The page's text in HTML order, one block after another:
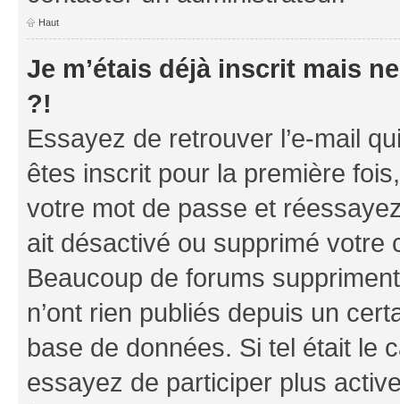
Haut
Je m’étais déjà inscrit mais
?!
Essayez de retrouver l’e-mail
êtes inscrit pour la première
votre mot de passe et
ait désactivé ou supprimé votre
Beaucoup de forums
n’ont rien publiés depuis un
base de données. Si tel était le
essayez de participer plus